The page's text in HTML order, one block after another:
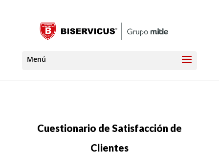
Cuestionario de Satisfacción de
Clientes